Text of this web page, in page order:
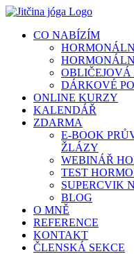
Přeskočit
obsah
CO NABÍZÍM
OBLIČEJOVÁ
DÁRKOVÉ
ONLINE KURZY
KALENDÁŘ
ZDARMA
E-BOOK
ŽLÁZY
WEBINÁŘ
TEST
SUPERCVIK
BLOG
O MNĚ
REFERENCE
KONTAKT
ČLENSKÁ SEKCE